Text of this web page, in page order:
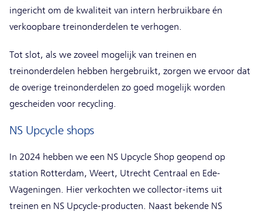
ingericht om de kwaliteit van intern herbruikbare én
verkoopbare treinonderdelen te verhogen.
Tot slot, als we zoveel mogelijk van treinen en
treinonderdelen hebben hergebruikt, zorgen we ervoor dat
de overige treinonderdelen zo goed mogelijk worden
gescheiden voor recycling.
NS Upcycle shops
In 2024 hebben we een NS Upcycle Shop geopend op
station Rotterdam, Weert, Utrecht Centraal en Ede-
Wageningen. Hier verkochten we collector-items uit
treinen en NS Upcycle-producten. Naast bekende NS